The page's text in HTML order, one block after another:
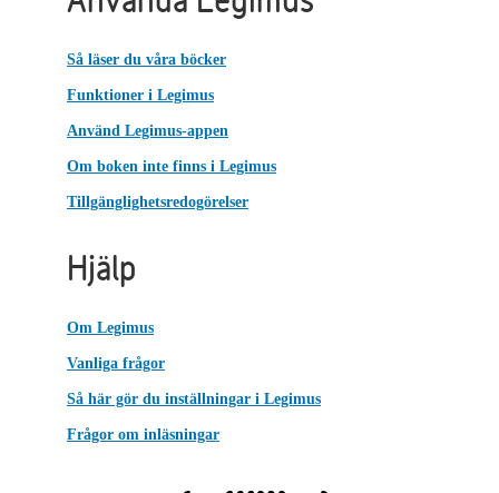
Så läser du våra böcker
Funktioner i Legimus
Använd Legimus-appen
Om boken inte finns i Legimus
Tillgänglighetsredogörelser
Hjälp
Om Legimus
Vanliga frågor
Så här gör du inställningar i Legimus
Frågor om inläsningar